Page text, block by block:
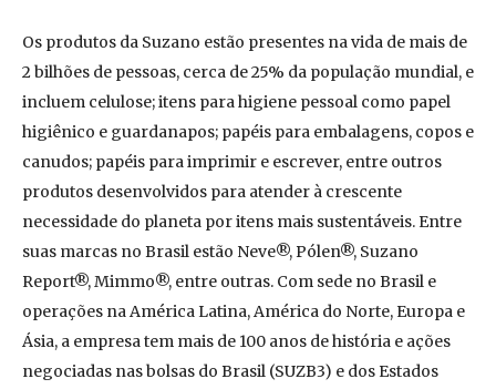
Os produtos da Suzano estão presentes na vida de mais de
2 bilhões de pessoas, cerca de 25% da população mundial, e
incluem celulose; itens para higiene pessoal como papel
higiênico e guardanapos; papéis para embalagens, copos e
canudos; papéis para imprimir e escrever, entre outros
produtos desenvolvidos para atender à crescente
necessidade do planeta por itens mais sustentáveis. Entre
suas marcas no Brasil estão Neve®, Pólen®, Suzano
Report®, Mimmo®, entre outras. Com sede no Brasil e
operações na América Latina, América do Norte, Europa e
Ásia, a empresa tem mais de 100 anos de história e ações
negociadas nas bolsas do Brasil (SUZB3) e dos Estados